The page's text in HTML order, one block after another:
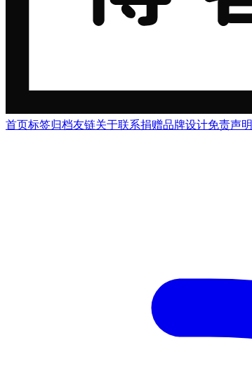
首页标签归档友链关于联系捐赠品牌设计免责声明